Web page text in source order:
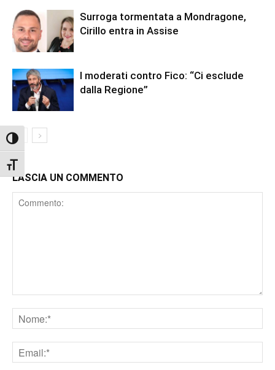
Attiva/disattiva alto contrasto
Attiva/disattiva dimensione testo
Surroga tormentata a Mondragone,
Cirillo entra in Assise
I moderati contro Fico: “Ci esclude
dalla Regione”
LASCIA UN COMMENTO
Comment
Nome
Email